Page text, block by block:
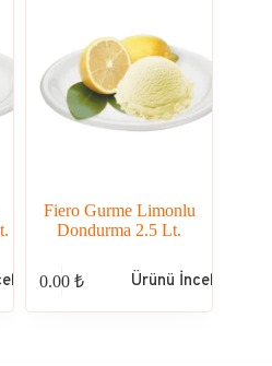
Fiero Gurme Limonlu
Dondurma 2.5 Lt.
0.00₺ Ürünü İncele